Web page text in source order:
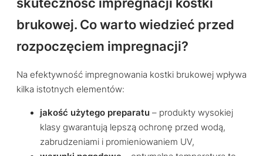
brukowej. Co warto wiedzieć przed
rozpoczęciem impregnacji?
Na efektywność impregnowania kostki brukowej wpływa
kilka istotnych elementów:
jakość użytego preparatu – produkty wysokiej
klasy gwarantują lepszą ochronę przed wodą,
zabrudzeniami i promieniowaniem UV,